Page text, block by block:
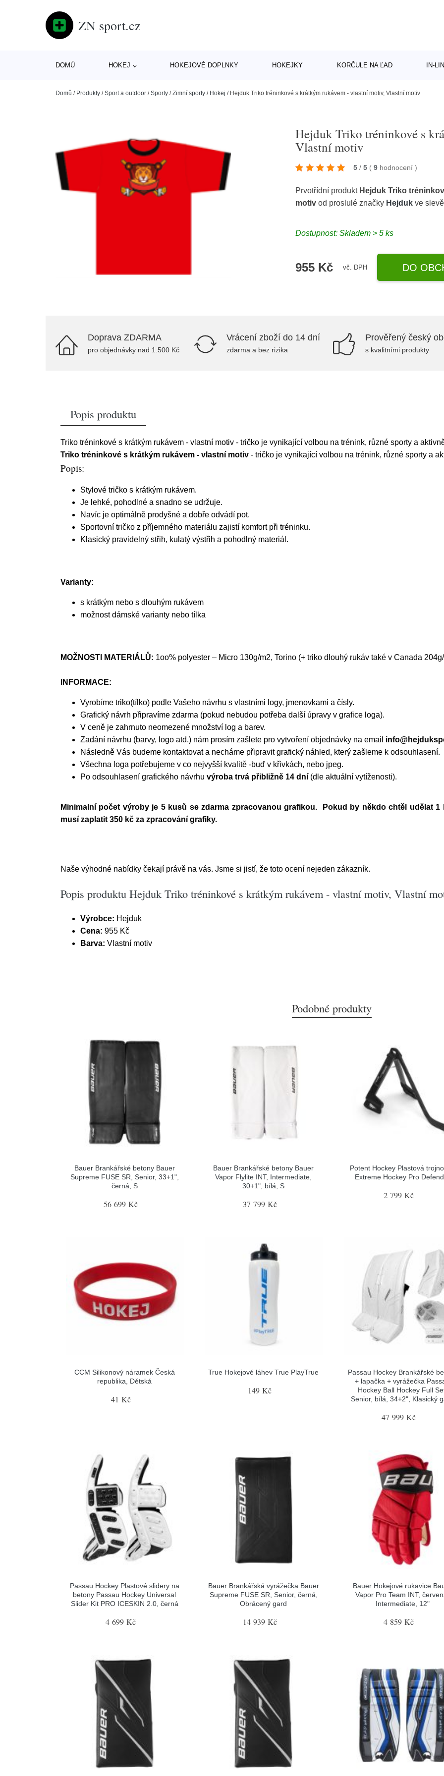
ZN sport.cz
DOMŮ HOKEJ HOKEJOVÉ DOPLNKY HOKEJKY KORČULE NA ĽAD IN-
Domů / Produkty /Sport a outdoor /Sporty /Zimní sporty / Hokej / Hejduk Triko tréninkové s krátkým rukávem - vlastní motiv, Vlastní motiv
Hejduk Triko tréninkové s
Vlastní motiv
5 / 5 ( 9 hodnocení)
Prvotřídní produkt Hejduk Triko
motiv od proslulé značky Hejduk ve
Dostupnost: Skladem > 5 ks
955 Kč vč. DPH DO
Doprava ZDARMA
pro objednávky nad 1.500 Kč
Vrácení zboží do 14 dní
zdarma a bez rizika
Prověřený český
s kvalitními produkty
Popis produktu
Triko tréninkové s krátkým rukávem - vlastní motiv - tričko je vynikající volbou na trénink, různé sporty a
Triko tréninkové s krátkým rukávem - vlastní motiv - tričko je vynikající volbou na trénink, různé sporty a
Popis:
Stylové tričko s krátkým rukávem.
Je lehké, pohodlné a snadno se udržuje.
Navíc je optimálně prodyšné a dobře odvádí pot.
Sportovní tričko z příjemného materiálu zajistí komfort při tréninku.
Klasický pravidelný střih, kulatý výstřih a pohodlný materiál.
Varianty:
s krátkým nebo s dlouhým rukávem
možnost dámské varianty nebo tílka
MOŽNOSTI MATERIÁLŮ: 1oo% polyester – Micro 130g/m2, Torino (+ triko dlouhý rukáv také v Canada
INFORMACE:
Vyrobíme triko(tílko) podle Vašeho návrhu s vlastními logy, jmenovkami a čísly.
Grafický návrh připravíme zdarma (pokud nebudou potřeba další úpravy v grafice loga).
V ceně je zahrnuto neomezené množství log a barev.
Zadání návrhu (barvy, logo atd.) nám prosím zašlete pro vytvoření objednávky na email
Následně Vás budeme kontaktovat a necháme připravit grafický náhled, který zašleme k odsouhlasení.
Všechna loga potřebujeme v co nejvyšší kvalitě -buď v křivkách, nebo jpeg.
Po odsouhlasení grafického návrhu výroba trvá přibližně 14 dní (dle aktuální vytíženosti).
Minimalní počet výroby je 5 kusů se zdarma zpracovanou grafikou. Pokud by někdo chtěl udělat
musí zaplatit 350 kč za zpracování grafiky.
Naše výhodné nabídky čekají právě na vás. Jsme si jistí, že toto ocení nejeden zákazník.
Popis produktu Hejduk Triko tréninkové s krátkým rukávem - vlastní motiv, Vlastní
Výrobce: Hejduk
Cena: 955 Kč
Barva: Vlastní motiv
Podobné produkty
Bauer Brankářské betony Bauer
Supreme FUSE SR, Senior, 33+1",
černá, S
56 699 Kč
Bauer Brankářské betony Bauer
Vapor Flylite INT, Intermediate,
30+1", bílá, S
37 799 Kč
Potent Hockey Plastová
Extreme Hockey Pro
2 799 Kč
CCM Silikonový náramek Česká
republika, Dětská
41 Kč
True Hokejové láhev True PlayTrue
149 Kč
Passau Hockey Brankářské
+ lapačka + vyrážečka
Hockey Ball Hockey Full
Senior, bílá, 34+2", Klasický
47 999 Kč
Passau Hockey Plastové slidery na
betony Passau Hockey Universal
Slider Kit PRO ICESKIN 2.0, černá
4 699 Kč
Bauer Brankářská vyrážečka Bauer
Supreme FUSE SR, Senior, černá,
Obrácený gard
14 939 Kč
Bauer Hokejové rukavice
Vapor Pro Team INT,
Intermediate, 12"
4 859 Kč